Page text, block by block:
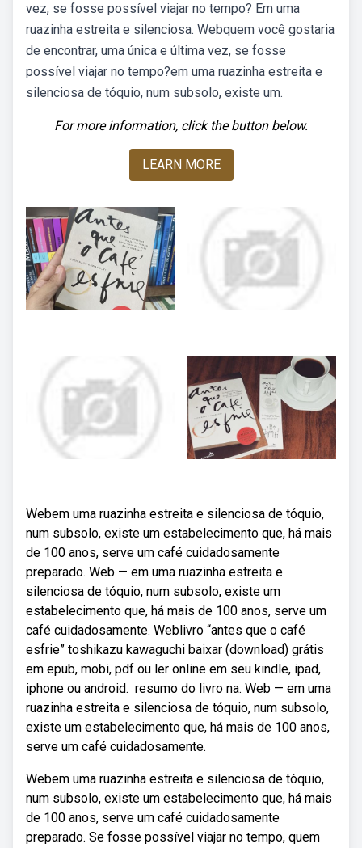
vez, se fosse possível viajar no tempo? Em uma
ruazinha estreita e silenciosa. Webquem você gostaria
de encontrar, uma única e última vez, se fosse
possível viajar no tempo?em uma ruazinha estreita e
silenciosa de tóquio, num subsolo, existe um.
For more information, click the button below.
LEARN MORE
Webem uma ruazinha estreita e silenciosa de tóquio,
num subsolo, existe um estabelecimento que, há mais
de 100 anos, serve um café cuidadosamente
preparado. Web — em uma ruazinha estreita e
silenciosa de tóquio, num subsolo, existe um
estabelecimento que, há mais de 100 anos, serve um
café cuidadosamente. Weblivro “antes que o café
esfrie” toshikazu kawaguchi baixar (download) grátis
em epub, mobi, pdf ou ler online em seu kindle, ipad,
iphone ou android. ️ resumo do livro na. Web — em uma
ruazinha estreita e silenciosa de tóquio, num subsolo,
existe um estabelecimento que, há mais de 100 anos,
serve um café cuidadosamente.
Webem uma ruazinha estreita e silenciosa de tóquio,
num subsolo, existe um estabelecimento que, há mais
de 100 anos, serve um café cuidadosamente
preparado. Se fosse possível viajar no tempo, quem